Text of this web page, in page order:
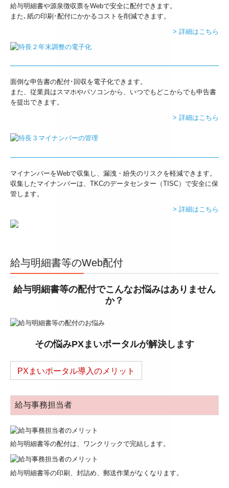
料金案内
プライバシーポリシー
給与明細書や源泉徴収票をWebで安全に配付できます。
また､紙の印刷･配付にかかるコストを削減できます。
> 詳細はこちら
面倒な申告書の配付･回収を電子化できます。
また、従業員はスマホやパソコンから、いつでもどこからでも申告書
を提出できます。
> 詳細はこちら
マイナンバーをWebで収集し、漏洩・紛失のリスクを軽減できます。
収集したマイナンバーは、TKCのデータセンター（TISC）で安全に保
管します。
> 詳細はこちら
給与明細書等のWeb配付
給与明細書等の配付でこんなお悩みはありません
か？
その悩みPXまいポータルが解決します
PXまいポータル導入のメリット
給与事務担当者
給与明細書等の配付は、ワンクリックで完結します。
給与明細書等の印刷、封詰め、郵送作業がなくなります。